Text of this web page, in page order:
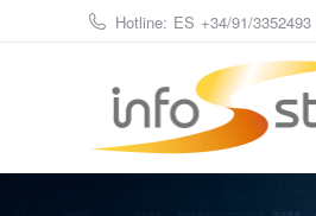
Hotline: ES +34/91/3352493